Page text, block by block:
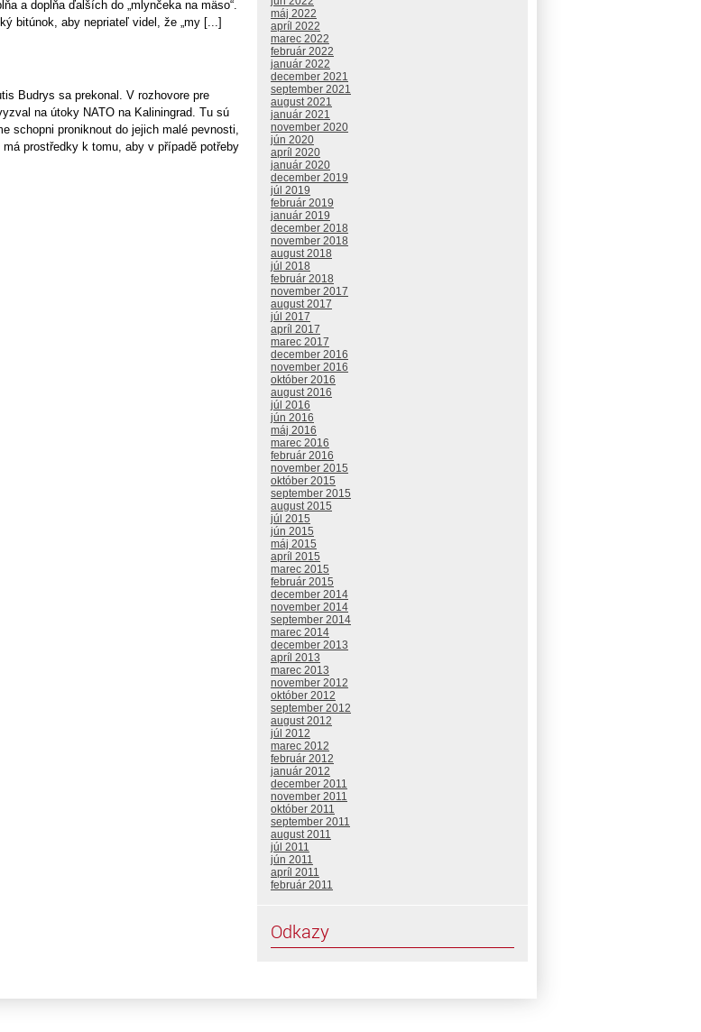
a dopĺňa ďalších do „mlynčeka na mäso“.
bitúnok, aby nepriateľ videl, že „my [...]
Budrys sa prekonal. V rozhovore pre
na útoky NATO na Kaliningrad. Tu sú
schopni proniknout do jejich malé pevnosti,
prostředky k tomu, aby v případě potřeby
máj 2022
apríl 2022
marec 2022
február 2022
január 2022
december 2021
september 2021
august 2021
január 2021
november 2020
jún 2020
apríl 2020
január 2020
december 2019
júl 2019
február 2019
január 2019
december 2018
november 2018
august 2018
júl 2018
február 2018
november 2017
august 2017
júl 2017
apríl 2017
marec 2017
december 2016
november 2016
október 2016
august 2016
júl 2016
jún 2016
máj 2016
marec 2016
február 2016
november 2015
október 2015
september 2015
august 2015
júl 2015
jún 2015
máj 2015
apríl 2015
marec 2015
február 2015
december 2014
november 2014
september 2014
marec 2014
december 2013
apríl 2013
marec 2013
november 2012
október 2012
september 2012
august 2012
júl 2012
marec 2012
február 2012
január 2012
december 2011
november 2011
október 2011
september 2011
august 2011
júl 2011
jún 2011
apríl 2011
február 2011
Odkazy